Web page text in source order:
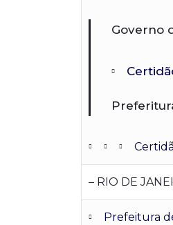
Governo
– RIO DE
Prefeitura